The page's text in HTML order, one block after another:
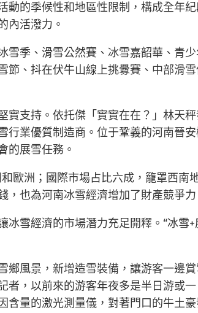
動的季候性和地區性限制，構成全年
內活潑力。
季、滑雪公然賽、冰雪嘉韶華、青
節、抖在伏牛山線上挑釁賽、中部
實支持。依托傑「實實在在？」林天
業優質制造商。位于鞏義的河南晉
的展雪任務。
歐洲；國際市場占比六成，籠罩西
也為河南冰雪經濟增加了財產競爭力
冰雪經濟的市場潛力充足開釋。“冰雪
鄉風景，新增造雪裝備，讓游客一邊
，以前來的游客年夜多是半日游或
量的激光測量儀，對著門口的牛土